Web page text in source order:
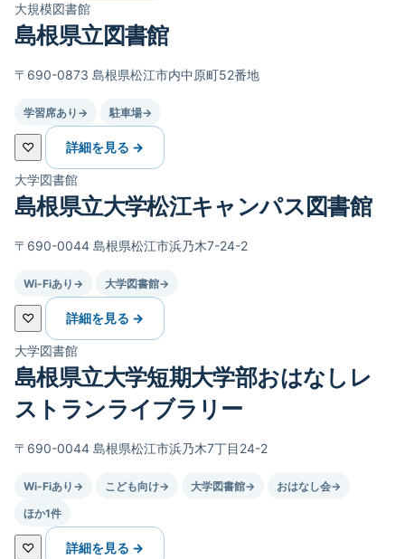
大規模図書館
島根県立図書館
〒690-0873 島根県松江市内中原町52番地
学習席あり → 駐車場→
♡ 詳細を見る →
大学図書館
島根県立大学松江キャンパス図書館
〒690-0044 島根県松江市浜乃木7-24-2
Wi-Fiあり → 大学図書館→
♡ 詳細を見る →
大学図書館
島根県立大学短期大学部おはなしレ
ストランライブラリー
〒690-0044 島根県松江市浜乃木7丁目24-2
Wi-Fiあり → こども向け→ 大学図書館→ おはなし会→
ほか1件
♡ 詳細を見る →